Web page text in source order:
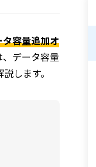
タ容量追加オ
データ容量
します。